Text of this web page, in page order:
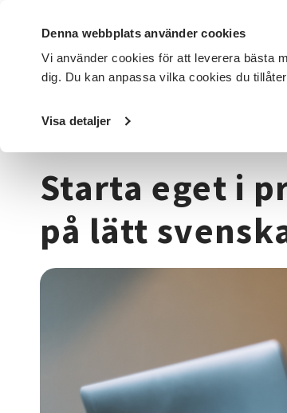
Denna webbplats använder cookies
Vi använder cookies för att leverera bästa
dig. Du kan anpassa vilka cookies du
Visa detaljer
DET HÄR GÖR VI FÖR DIG SOM SÖK
Startsida / Kurser och evenemang
Starta eget i
på lätt